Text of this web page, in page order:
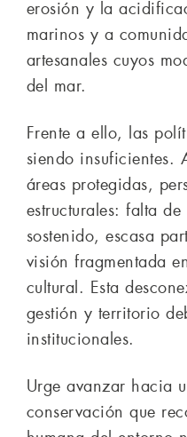
erosión y la
marinos y a
artesanales cuyos
del mar.
Frente a ello, las
siendo insuficientes.
áreas protegidas,
estructurales: falta
sostenido, escasa
visión fragmentada
cultural. Esta
gestión y territorio
institucionales.
Urge avanzar hacia
conservación que